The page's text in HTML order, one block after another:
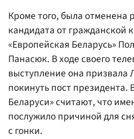
Кроме того, была отменена
кандидата от гражданской
«Европейская Беларусь»
Панасюк. В ходе своего
выступление она призвала
покинуть пост президента.
Беларуси» считают, что
послужило причиной для
с гонки.